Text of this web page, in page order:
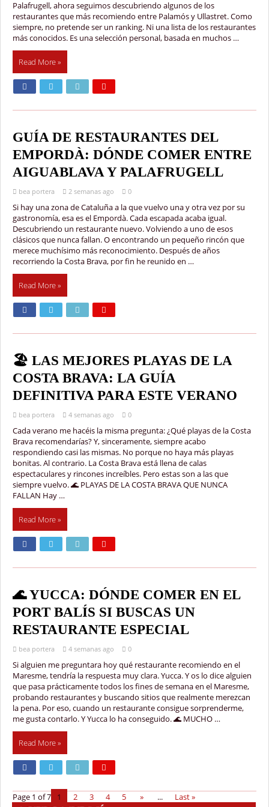
Palafrugell, ahora seguimos descubriendo algunos de los
restaurantes que más recomiendo entre Palamós y Ullastret. Como
siempre, no pretende ser un ranking. Ni una lista de los restaurantes
más conocidos. Es una selección personal, basada en muchos …
Read More »
GUÍA DE RESTAURANTES DEL
EMPORDÀ: DÓNDE COMER ENTRE
AIGUABLAVA Y PALAFRUGELL
bea portera 2 semanas ago 0
Si hay una zona de Cataluña a la que vuelvo una y otra vez por su
gastronomía, esa es el Empordà. Cada escapada acaba igual.
Descubriendo un restaurante nuevo. Volviendo a uno de esos
clásicos que nunca fallan. O encontrando un pequeño rincón que
merece muchísimo más reconocimiento. Después de años
recorriendo la Costa Brava, por fin he reunido en …
Read More »
🏖️ LAS MEJORES PLAYAS DE LA
COSTA BRAVA: LA GUÍA
DEFINITIVA PARA ESTE VERANO
bea portera 4 semanas ago 0
Cada verano me hacéis la misma pregunta: ¿Qué playas de la Costa
Brava recomendarías? Y, sinceramente, siempre acabo
respondiendo casi las mismas. No porque no haya más playas
bonitas. Al contrario. La Costa Brava está llena de calas
espectaculares y rincones increíbles. Pero estas son a las que
siempre vuelvo. 🌊 PLAYAS DE LA COSTA BRAVA QUE NUNCA
FALLAN Hay …
Read More »
🌊 YUCCA: DÓNDE COMER EN EL
PORT BALÍS SI BUSCAS UN
RESTAURANTE ESPECIAL
bea portera 4 semanas ago 0
Si alguien me preguntara hoy qué restaurante recomiendo en el
Maresme, tendría la respuesta muy clara. Yucca. Y os lo dice alguien
que pasa prácticamente todos los fines de semana en el Maresme,
probando restaurantes y buscando sitios que realmente merezcan
la pena. Por eso, cuando un restaurante consigue sorprenderme,
me gusta contarlo. Y Yucca lo ha conseguido. 🌊 MUCHO …
Read More »
Page 1 of 7 1 2 3 4 5 » ... Last »